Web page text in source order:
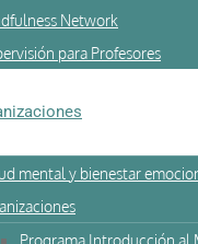
Network
para Profesores
mental y bienestar
Programa Introducción al